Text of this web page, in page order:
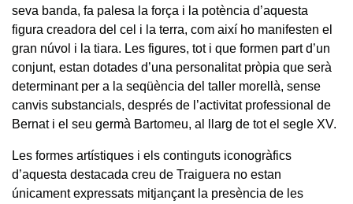
seva banda, fa palesa la força i la potència d’aquesta
figura creadora del cel i la terra, com així ho manifesten el
gran núvol i la tiara. Les figures, tot i que formen part d’un
conjunt, estan dotades d’una personalitat pròpia que serà
determinant per a la seqüència del taller morellà, sense
canvis substancials, després de l’activitat professional de
Bernat i el seu germà Bartomeu, al llarg de tot el segle XV.
Les formes artístiques i els continguts iconogràfics
d’aquesta destacada creu de Traiguera no estan
únicament expressats mitjançant la presència de les